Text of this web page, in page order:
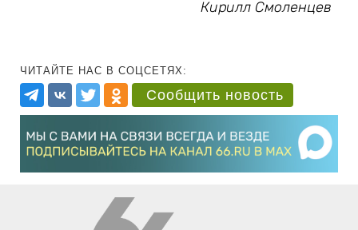
Кирилл Смоленцев
ЧИТАЙТЕ НАС В СОЦСЕТЯХ:
Сообщить новость